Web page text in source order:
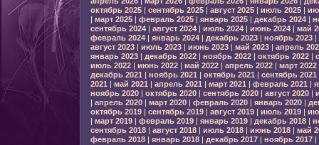
октябрь 2025| сентябрь 2025| август 2025| июль 2025|
| март 2025| февраль 2025| январь 2025| декабрь 2024|
сентябрь 2024| август 2024| июль 2024| июнь 2024| май
февраль 2024| январь 2024| декабрь 2023| ноябрь 2023|
август 2023| июль 2023| июнь 2023| май 2023| апрель
январь 2023| декабрь 2022| ноябрь 2022| октябрь 2022|
июль 2022| июнь 2022| май 2022| апрель 2022| март 2022
декабрь 2021 | ноябрь 2021 | октябрь 2021 | сентябрь 2021
2021 | май 2021 | апрель 2021 | март 2021 | февраль 2021 |
ноябрь 2020| октябрь 2020| сентябрь 2020| август 2020|
| апрель 2020| март 2020| февраль 2020| январь 2020|
октябрь 2019| сентябрь 2019| август 2019| июль 2019|
| март 2019| февраль 2019| январь 2019| декабрь 2018|
сентябрь 2018| август 2018| июль 2018| июнь 2018| май
февраль 2018| январь 2018| декабрь 2017| ноябрь 2017|